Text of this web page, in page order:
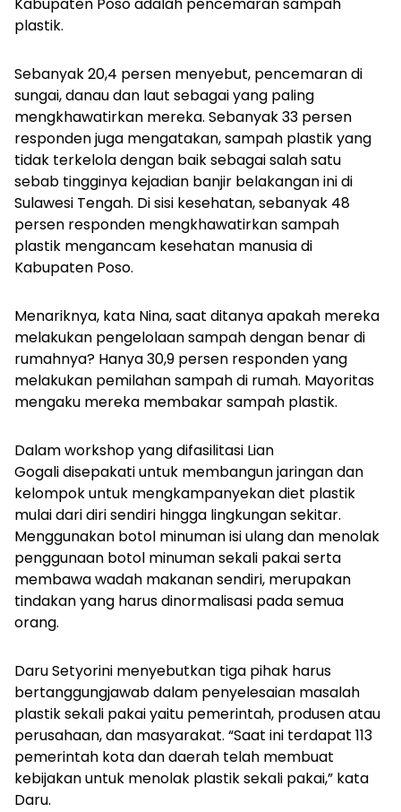
Kabupaten Poso adalah pencemaran sampah
plastik.
Sebanyak 20,4 persen menyebut, pencemaran di
sungai, danau dan laut sebagai yang paling
mengkhawatirkan mereka. Sebanyak 33 persen
responden juga mengatakan, sampah plastik yang
tidak terkelola dengan baik sebagai salah satu
sebab tingginya kejadian banjir belakangan ini di
Sulawesi Tengah. Di sisi kesehatan, sebanyak 48
persen responden mengkhawatirkan sampah
plastik mengancam kesehatan manusia di
Kabupaten Poso.
Menariknya, kata Nina, saat ditanya apakah mereka
melakukan pengelolaan sampah dengan benar di
rumahnya? Hanya 30,9 persen responden yang
melakukan pemilahan sampah di rumah. Mayoritas
mengaku mereka membakar sampah plastik.
Dalam workshop yang difasilitasi Lian
Gogali disepakati untuk membangun jaringan dan
kelompok untuk mengkampanyekan diet plastik
mulai dari diri sendiri hingga lingkungan sekitar.
Menggunakan botol minuman isi ulang dan menolak
penggunaan botol minuman sekali pakai serta
membawa wadah makanan sendiri, merupakan
tindakan yang harus dinormalisasi pada semua
orang.
Daru Setyorini menyebutkan tiga pihak harus
bertanggungjawab dalam penyelesaian masalah
plastik sekali pakai yaitu pemerintah, produsen atau
perusahaan, dan masyarakat. “Saat ini terdapat 113
pemerintah kota dan daerah telah membuat
kebijakan untuk menolak plastik sekali pakai,” kata
Daru.